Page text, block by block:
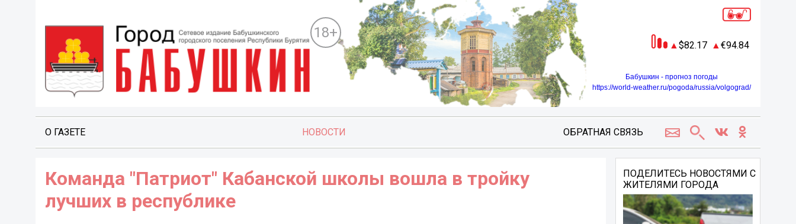
18+
82.17 94.84
Бабушкин - прогноз погоды
https://world-weather.ru/pogoda/russia/volgograd/
О ГАЗЕТЕ НОВОСТИ ОБРАТНАЯ СВЯЗЬ
Команда "Патриот" Кабанской школы вошла в тройку
лучших в республике
ПОДЕЛИТЕСЬ НОВОСТЯМИ С
ЖИТЕЛЯМИ ГОРОДА